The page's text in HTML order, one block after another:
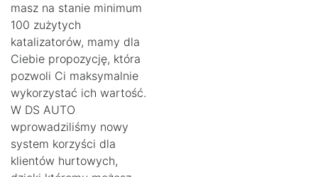
masz na stanie minimum
100 zużytych
katalizatorów, mamy dla
Ciebie propozycję, która
pozwoli Ci maksymalnie
wykorzystać ich wartość.
W DS AUTO
wprowadziliśmy nowy
system korzyści dla
klientów hurtowych,